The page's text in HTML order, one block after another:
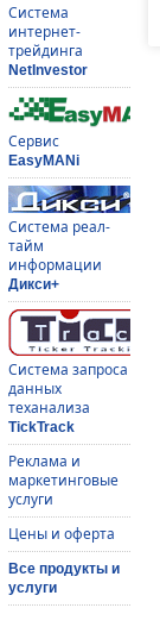
Система
интернет-
трейдинга
NetInvestor
Сервис
EasyMANi
Система реал-
тайм
информации
Дикси+
Система запроса
данных
теханализа
TickTrack
Реклама и
маркетинговые
услуги
Цены и оферта
Все продукты и
услуги